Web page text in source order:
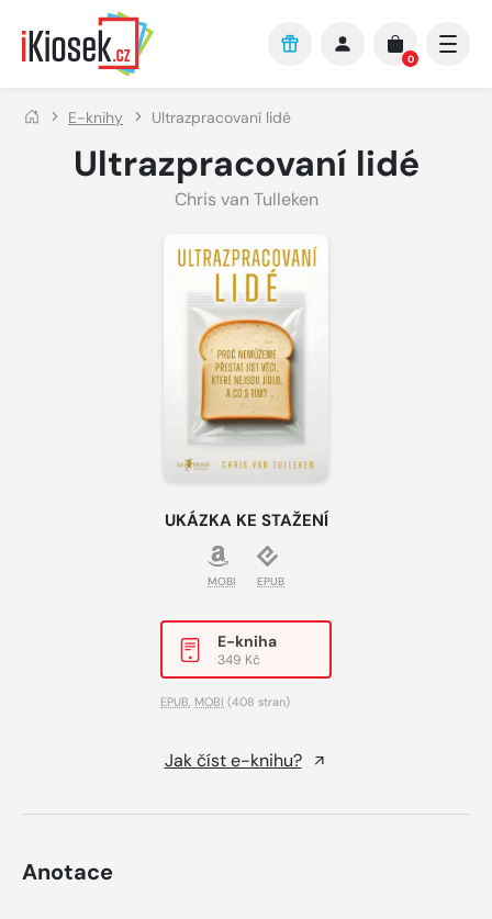
Přejít na hlavní obsah
0
E-knihy Ultrazpracovaní lidé
Ultrazpracovaní lidé
Chris van Tulleken
UKÁZKA KE STAŽENÍ
MOBI EPUB
E-kniha
349 Kč
EPUB, MOBI (408 stran)
Jak číst e-knihu?
Anotace